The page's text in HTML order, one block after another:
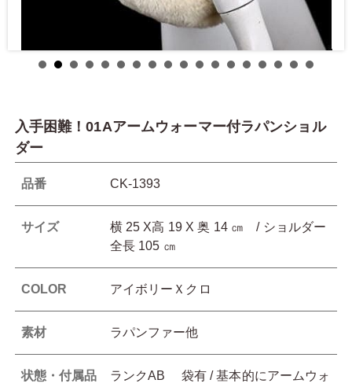
入手困難！01Aアームウォーマー付ラパンショル
ダー
品番 CK-1393
サイズ
横 25 X高 19 X 奥 14 ㎝ / ショルダー
全長 105 ㎝
COLOR アイボリーＸクロ
素材 ラパンファー他
状態・付属品
ランクAB 袋有 / 基本的にアームウォ